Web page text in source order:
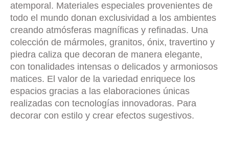
atemporal. Materiales especiales provenientes de
todo el mundo donan exclusividad a los ambientes
creando atmósferas magníficas y refinadas. Una
colección de mármoles, granitos, ónix, travertino y
piedra caliza que decoran de manera elegante,
con tonalidades intensas o delicados y armoniosos
matices. El valor de la variedad enriquece los
espacios gracias a las elaboraciones únicas
realizadas con tecnologías innovadoras. Para
decorar con estilo y crear efectos sugestivos.